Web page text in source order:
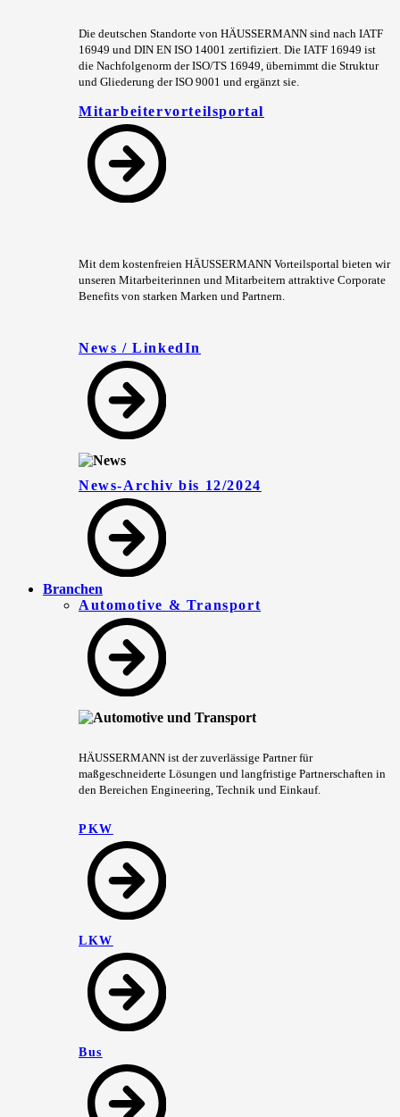
Die deutschen Standorte von HÄUSSERMANN sind nach IATF
16949 und DIN EN ISO 14001 zertifiziert. Die IATF 16949 ist
die Nachfolgenorm der ISO/TS 16949, übernimmt die Struktur
und Gliederung der ISO 9001 und ergänzt sie.
Mitarbeitervorteilsportal
Mit dem kostenfreien HÄUSSERMANN Vorteilsportal bieten wir
unseren Mitarbeiterinnen und Mitarbeitern attraktive Corporate
Benefits von starken Marken und Partnern.
News / LinkedIn
News-Archiv bis 12/2024
Branchen
Automotive & Transport
HÄUSSERMANN ist der zuverlässige Partner für
maßgeschneiderte Lösungen und langfristige Partnerschaften in
den Bereichen Engineering, Technik und Einkauf.
PKW
LKW
Bus